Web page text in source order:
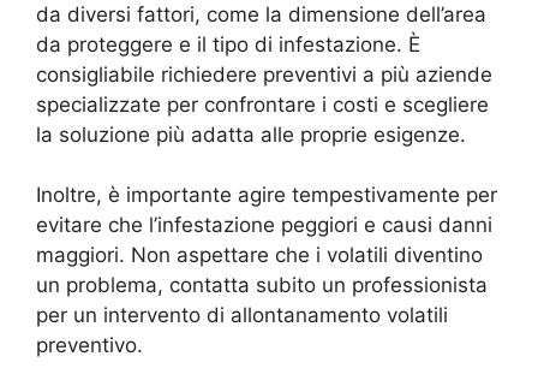
da diversi fattori, come la dimensione dell’area
da proteggere e il tipo di infestazione. È
consigliabile richiedere preventivi a più aziende
specializzate per confrontare i costi e scegliere
la soluzione più adatta alle proprie esigenze.
Inoltre, è importante agire tempestivamente per
evitare che l’infestazione peggiori e causi danni
maggiori. Non aspettare che i volatili diventino
un problema, contatta subito un professionista
per un intervento di allontanamento volatili
preventivo.